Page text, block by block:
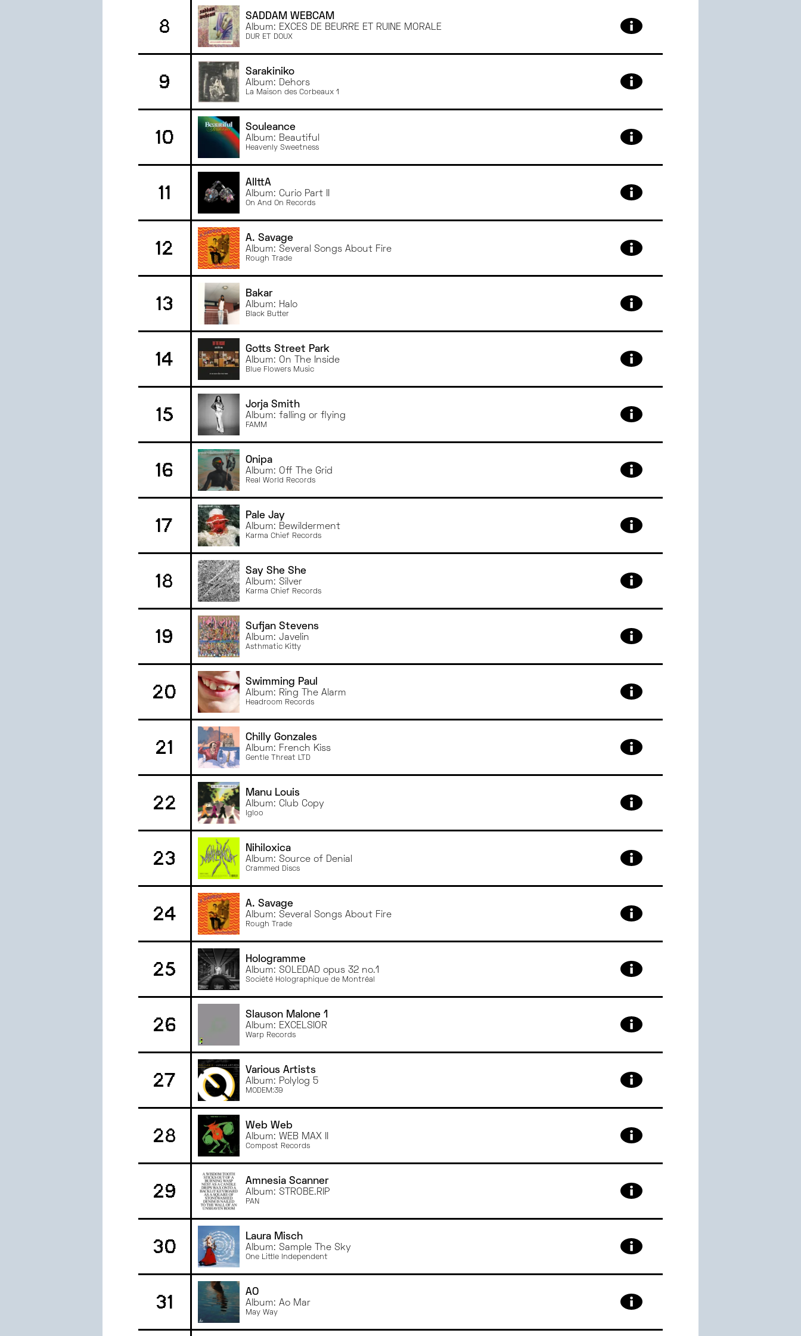
2022
MARS
2022
8 SADDAM WEBCAM
Album: EXCÈS DE BEURRE ET RUINE MORALE
DUR ET DOUX
9 Sarakiniko
Album: Dehors
La Maison des Corbeaux 1
10 Souleance
Album: Beautiful
Heavenly Sweetness
11 AllttA
Album: Curio Part II
On And On Records
12 A. Savage
Album: Several Songs About Fire
Rough Trade
13 Bakar
Album: Halo
Black Butter
14 Gotts Street Park
Album: On The Inside
Blue Flowers Music
15 Jorja Smith
Album: falling or flying
FAMM
16 Onipa
Album: Off The Grid
Real World Records
17 Pale Jay
Album: Bewilderment
Karma Chief Records
18 Say She She
Album: Silver
Karma Chief Records
19 Sufjan Stevens
Album: Javelin
Asthmatic Kitty
20 Swimming Paul
Album: Ring The Alarm
Headroom Records
21 Chilly Gonzales
Album: French Kiss
Gentle Threat LTD
22 Manu Louis
Album: Club Copy
Igloo
23 Nihiloxica
Album: Source of Denial
Crammed Discs
24 A. Savage
Album: Several Songs About Fire
Rough Trade
25 Hologramme
Album: SOLEDAD opus 32 no.1
Société Holographique de Montréal
26 Slauson Malone 1
Album: EXCELSIOR
Warp Records
27 Various Artists
Album: Polylog 5
MODEM:39
28 Web Web
Album: WEB MAX II
Compost Records
29 Amnesia Scanner
Album: STROBE.RIP
PAN
30 Laura Misch
Album: Sample The Sky
One Little Independent
31 ÃO
Album: Ao Mar
May Way